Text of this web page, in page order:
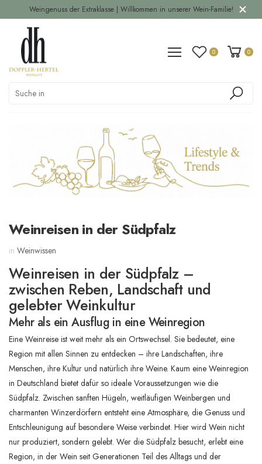
Weingenuss der Extraklasse | Willkommen in unserer Wein-Familie!
0 0
Weinreisen in der Südpfalz
in Weinwissen
Weinreisen in der Südpfalz –
zwischen Reben, Landschaft und
gelebter Weinkultur
Mehr als ein Ausflug in eine Weinregion
Eine Weinreise ist weit mehr als ein Ortswechsel. Sie bedeutet, eine
Region mit allen Sinnen zu entdecken – ihre Landschaften, ihre
Menschen, ihre Kultur und natürlich ihre Weine. Kaum eine Weinregion
in Deutschland bietet dafür so ideale Voraussetzungen wie die
Südpfalz. Zwischen sanften Hügeln, weitläufigen Weinbergen und
charmanten Winzerdörfern entsteht eine Atmosphäre, die Genuss und
Entschleunigung auf besondere Weise verbindet. Hier wird Wein nicht
nur produziert, sondern gelebt. Wer die Südpfalz besucht, erlebt eine
Region, in der Wein seit Generationen Teil des Alltags und der